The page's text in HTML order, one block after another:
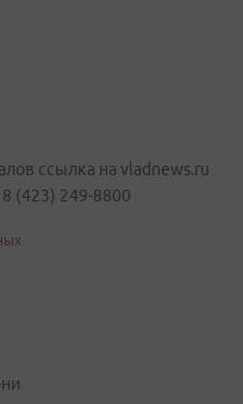
ссылка на vladnews.ru
(423) 249-8800